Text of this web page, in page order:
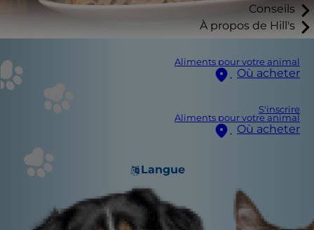
Conseils
À propos de Hill's
Aliments pour votre animal
Où acheter
S'inscrire
Aliments pour votre animal
Où acheter
Langue